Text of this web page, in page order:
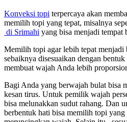
Konveksi topi terpercaya akan
memilih topi yang tepat, misalnya
di Srimahi yang bisa menjadi tempat
Memilih topi agar lebih tepat menjadi
sebaiknya disesuaikan dengan
membuat wajah Anda lebih
Bagi Anda yang berwajah bulat bisa
kesan tirus. Untuk pemilik wajah
bisa melunakkan sudut rahang. Dan
berbentuk hati bisa memilih topi yang